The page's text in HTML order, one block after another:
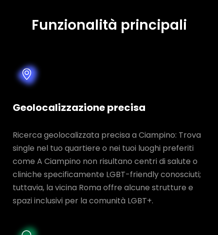
Funzionalità principali
Geolocalizzazione precisa
Ricerca geolocalizzata precisa a Ciampino: Trova
single nel tuo quartiere o nei tuoi luoghi preferiti
come A Ciampino non risultano centri di salute o
cliniche specificamente LGBT-friendly conosciuti;
tuttavia, la vicina Roma offre alcune strutture e
spazi inclusivi per la comunità LGBT+.